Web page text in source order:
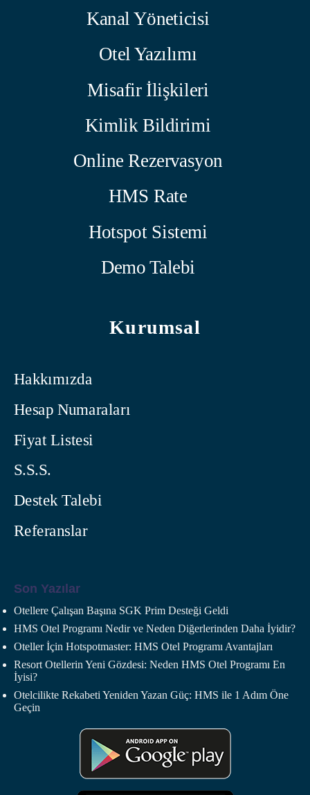
Kanal Yöneticisi
Otel Yazılımı
Misafir İlişkileri
Kimlik Bildirimi
Online Rezervasyon
HMS Rate
Hotspot Sistemi
Demo Talebi
Kurumsal
Hakkımızda
Hesap Numaraları
Fiyat Listesi
S.S.S.
Destek Talebi
Referanslar
Son Yazılar
Otellere Çalışan Başına SGK Prim Desteği Geldi
HMS Otel Programı Nedir ve Neden Diğerlerinden Daha İyidir?
Oteller İçin Hotspotmaster: HMS Otel Programı Avantajları
Resort Otellerin Yeni Gözdesi: Neden HMS Otel Programı En
İyisi?
Otelcilikte Rekabeti Yeniden Yazan Güç: HMS ile 1 Adım Öne
Geçin